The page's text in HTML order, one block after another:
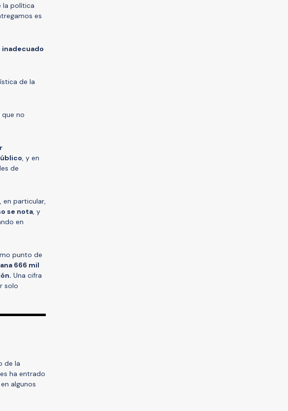
la política
es
de la
que no
, y en
de
en particular,
se nota, y
en
punto de
666 mil
Una cifra
solo
de la
ha entrado
algunos